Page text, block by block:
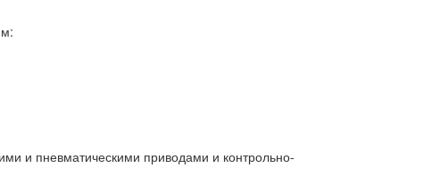
и пневматическими приводами и контрольно-